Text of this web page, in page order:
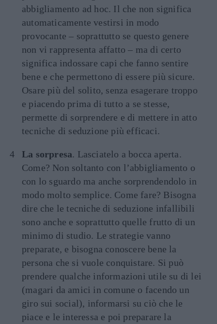
abbigliamento ad hoc. Il che non significa
automaticamente vestirsi in modo
provocante – soprattutto se questo genere
non vi rappresenta affatto – ma di certo
significa indossare capi che fanno sentire
bene e che permettono di essere più sicure.
Osare più del solito, senza esagerare troppo
e piacendo prima di tutto a se stesse,
permette di sorprendere e di mettere in atto
tecniche di seduzione più efficaci.
La sorpresa. Lasciatelo a bocca aperta.
Come? Non soltanto con l’abbigliamento o
con lo sguardo ma anche sorprendendolo in
modo molto semplice. Come fare? Bisogna
dire che le tecniche di seduzione infallibili
sono anche e soprattutto quelle frutto di un
minimo di studio. Le strategie vanno
preparate, e bisogna conoscere bene la
persona che si vuole conquistare. Si può
prendere qualche informazioni utile su di lei
(magari da amici in comune o facendo un
giro sui social), informarsi su ciò che le
piace e le interessa e poi preparare la